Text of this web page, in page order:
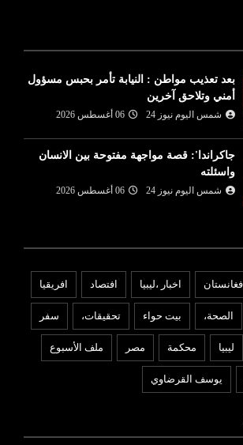
بعد تعذيب مواطن : النيابة تأمر بحبس مسؤول
أمني وتلاحق آخرين
شمس اليوم نيوز 24 06 أغسطس 2026
جاكراندا': قصة مواجهة مفتوحة بين الانسان
واسئلته
شمس اليوم نيوز 24 06 أغسطس 2026
اخبار ،ليبيا افتصاد افريقيا
الصحة، بيت حواء تحقيقات، سفر
ليبيا محكمة مصر ملف الأسبوع
يوسف القرضاوي